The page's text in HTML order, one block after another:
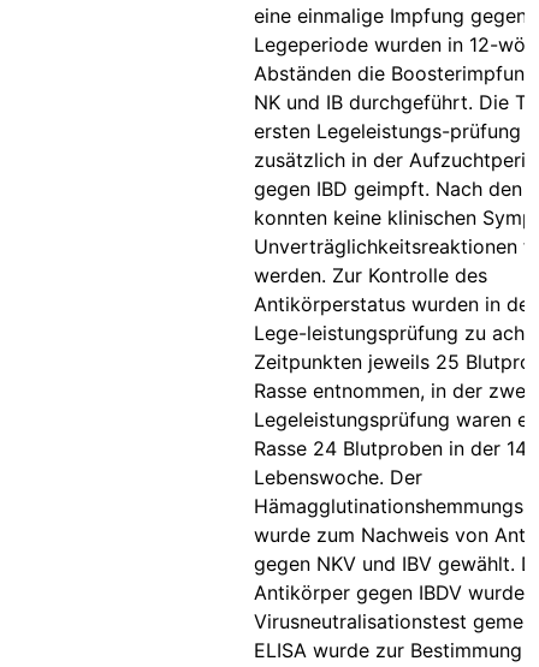
eine einmalige Impfung gegen
Legeperiode wurden in 12-
Abständen die
NK und IB durchgeführt. Die
ersten Legeleistungs-prüfung
zusätzlich in der
gegen IBD geimpft. Nach den
konnten keine klinischen
Unverträglichkeitsreaktionen
werden. Zur Kontrolle des
Antikörperstatus wurden in
Lege-leistungsprüfung zu acht
Zeitpunkten jeweils 25
Rasse entnommen, in der
Legeleistungsprüfung waren
Rasse 24 Blutproben in der 14.
Lebenswoche. Der
Hämagglutinationshemmungs-
wurde zum Nachweis von
gegen NKV und IBV gewählt.
Antikörper gegen IBDV
Virusneutralisationstest
ELISA wurde zur Bestimmung